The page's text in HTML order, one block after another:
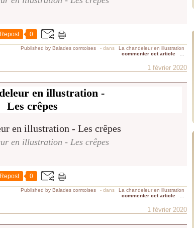
Repost 0
Published by Balades comtoises - dans
La chandeleur en illustration
commenter cet article
1 février 2020
en illustration -
Les crêpes
en illustration - Les crêpes
Repost 0
Published by Balades comtoises - dans
La chandeleur en illustration
commenter cet article
1 février 2020